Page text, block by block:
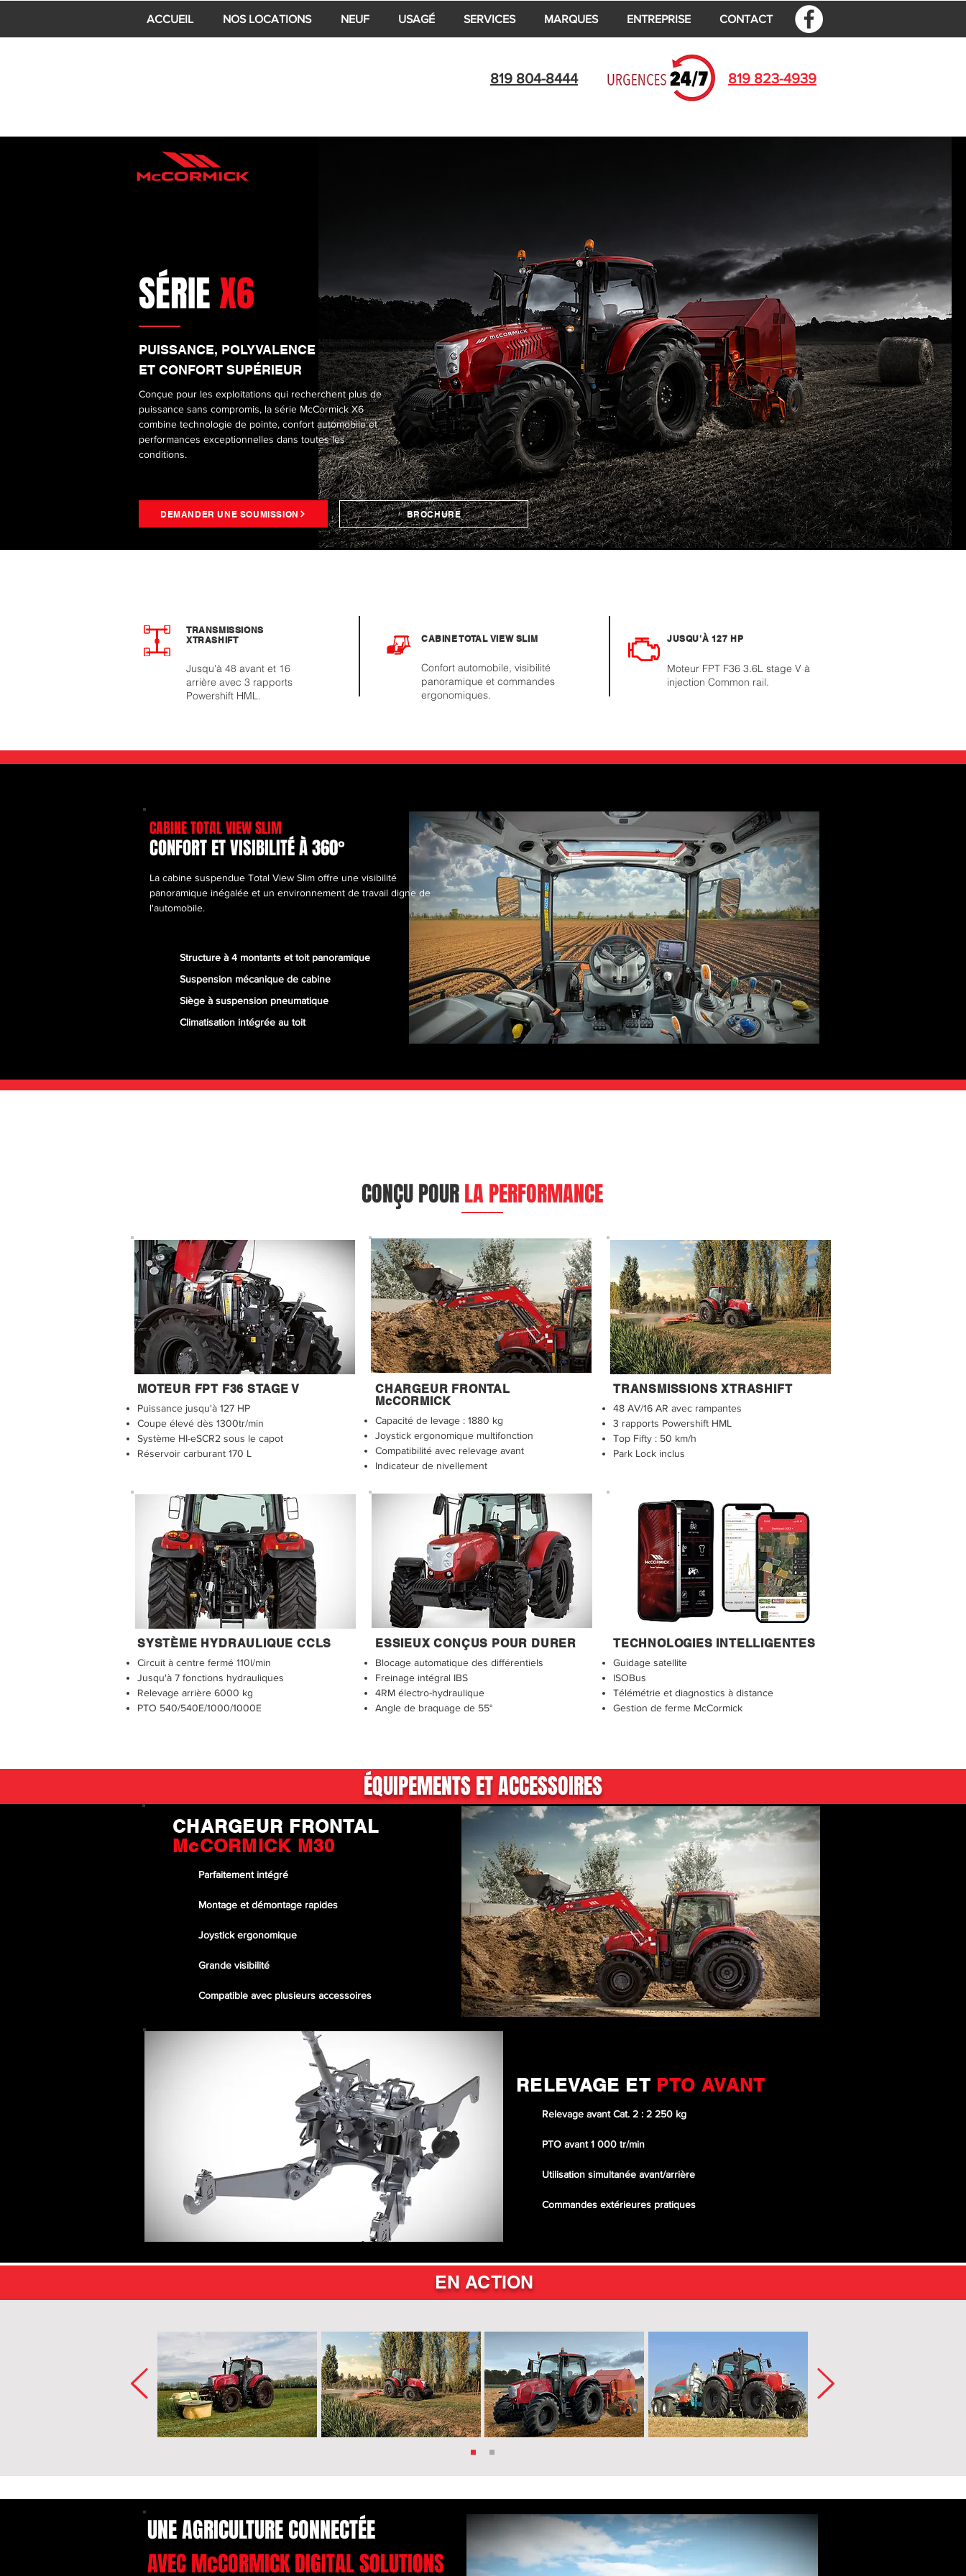
ACCUEIL NOS LOCATIONS NEUF USAGÉ SERVICES MARQUES ENTREPRISE CONTACT
819 804-8444 819 823-4939
BROCHURE
SÉRIEX6
Conçue pour les exploitations qui recherchent plus de
puissance sans compromis, la série McCormick X6
combine technologie de pointe, confort automobile et
performances exceptionnelles dans toutes les
conditions.
PUISSANCE, POLYVALENCE
ET CONFORT SUPÉRIEUR
DEMANDER UNE SOUMISSION
TRANSMISSIONS
XTRASHIFT
Jusqu'à 48 avant et 16
arrière avec 3 rapports
Powershift HML.
CABINE TOTAL VIEW SLIM
Confort automobile, visibilité
panoramique et commandes
ergonomiques.
JUSQU'À 127 HP
Moteur FPT F36 3.6L stage V à
injection Common rail.
CABINE TOTAL VIEW SLIM
CONFORT ET VISIBILITÉ À 360°
La cabine suspendue Total View Slim offre une visibilité
panoramique inégalée et un environnement de travail digne de
l'automobile.
Structure à 4 montants et toit panoramique
Suspension mécanique de cabine
Siège à suspension pneumatique
Climatisation intégrée au toit
CONÇU POURLA PERFORMANCE
MOTEUR FPT F36 STAGE V
Puissance jusqu'à 127 HP
Coupe élevé dès 1300tr/min
Système HI-eSCR2 sous le capot
Réservoir carburant 170 L
CHARGEUR FRONTAL
McCORMICK
Capacité de levage : 1880 kg
Joystick ergonomique multifonction
Compatibilité avec relevage avant
Indicateur de nivellement
TRANSMISSIONS XTRASHIFT
48 AV/16 AR avec rampantes
3 rapports Powershift HML
Top Fifty : 50 km/h
Park Lock inclus
SYSTÈME HYDRAULIQUE CCLS
Circuit à centre fermé 110l/min
​Jusqu'à 7 fonctions hydrauliques
Relevage arrière 6000 kg
PTO 540/540E/1000/1000E
ESSIEUX CONÇUS POUR DURER
Blocage automatique des différentiels​
Freinage intégral IBS
4RM électro-hydraulique
Angle de braquage de 55°
TECHNOLOGIES INTELLIGENTES
Guidage satellite
ISOBus
Télémétrie et diagnostics à distance
Gestion de ferme McCormick
ÉQUIPEMENTS ET ACCESSOIRES
RELEVAGE ET PTO AVANT
Relevage avant Cat. 2 : 2 250 kg
PTO avant 1 000 tr/min
Utilisation simultanée avant/arrière
Commandes extérieures pratiques
CHARGEUR FRONTAL
McCORMICK M30
Parfaitement intégré
Montage et démontage rapides
Joystick ergonomique
Grande visibilité
Compatible avec plusieurs accessoires
EN ACTION
UNE AGRICULTURE CONNECTÉE
AVEC McCORMICK DIGITAL SOLUTIONS